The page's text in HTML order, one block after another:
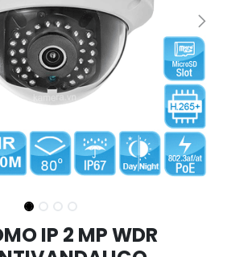
IP 2 MP WDR